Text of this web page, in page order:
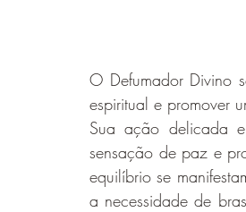
O Defumador Divino
espiritual e promover
Sua ação delicada
sensação de paz e
equilíbrio se
a necessidade de